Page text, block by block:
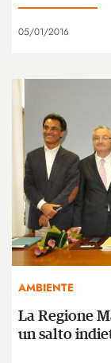
05/01/2016
AMBIENTE
La Regione
un salto